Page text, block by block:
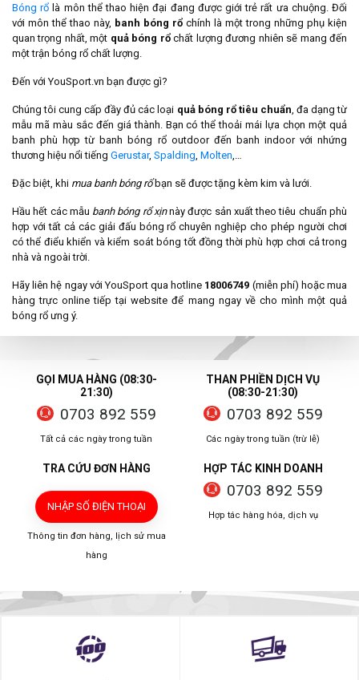
Bóng rổ là môn thể thao hiện đại đang được giới trẻ rất ưa chuộng. Đối
với môn thể thao này, banh bóng rổ chính là một trong những phụ kiện
quan trọng nhất, một quả bóng rổchất lượng đương nhiên sẽ mang đến
một trận bóng rổ chất lượng.
Đến với YouSport.vn bạn được gì?
Chúng tôi cung cấp đầy đủ các loại quả bóng rổ tiêu chuẩn, đa dạng từ
mẫu mã màu sắc đến giá thành. Bạn có thể thoải mái lựa chọn một quả
banh phù hợp từ banh bóng rổ outdoor đến banh indoor với nhứng
thương hiệu nổi tiếng Gerustar, Spalding, Molten,…
Đặc biệt, khi mua banh bóng rổbạn sẽ được tặng kèm kim và lưới.
Hầu hết các mẫu banh bóng rổ xịnnày được sản xuất theo tiêu chuẩn phù
hợp với tất cả các giải đấu bóng rổ chuyên nghiệp cho phép người chơi
có thể điểu khiển và kiểm soát bóng tốt đồng thời phù hợp chơi cả trong
nhà và ngoài trời.
Hãy liên hệ ngay với YouSport qua hotline 18006749 (miễn phí) hoặc mua
hàng trực online tiếp tại website để mang ngay về cho mình một quả
bóng rổ ưng ý.
GỌI MUA HÀNG (08:30-
21:30)
0703 892 559
Tất cả các ngày trong tuần
THAN PHIỀN DỊCH VỤ
(08:30-21:30)
0703 892 559
Các ngày trong tuần (trừ lễ)
TRA CỨU ĐƠN HÀNG
NHẬP SỐ ĐIỆN THOẠI
Thông tin đơn hàng, lịch sử mua
hàng
HỢP TÁC KINH DOANH
0703 892 559
Hợp tác hàng hóa, dịch vụ